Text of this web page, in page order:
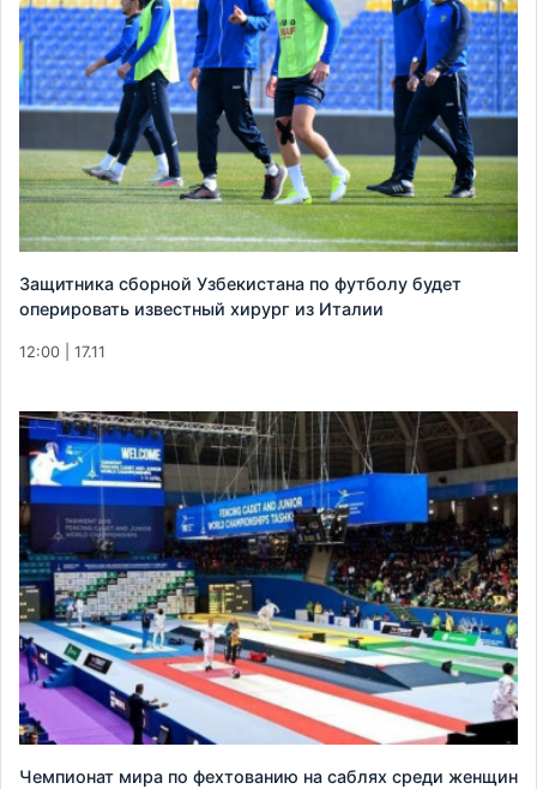
Защитника сборной Узбекистана по футболу будет
оперировать известный хирург из Италии
12:00 | 17.11
Чемпионат мира по фехтованию на саблях среди женщин